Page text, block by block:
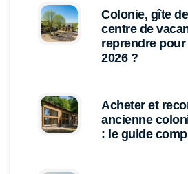
Colonie, gîte
centre de
reprendre
2026 ?
Acheter et
ancienne
: le guide